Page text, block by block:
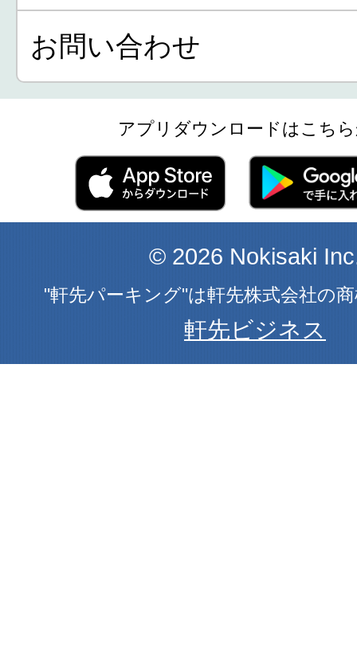
お問い合わせ
アプリダウンロードはこち
© 2026 Nokisaki
"軒先パーキング"は軒先株式会社の
軒先ビジネス